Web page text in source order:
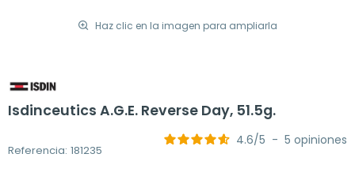
Haz clic en la imagen para ampliarla
Isdinceutics A.G.E. Reverse Day, 51.5g.
Referencia: 181235
4.6/5 - 5 opiniones